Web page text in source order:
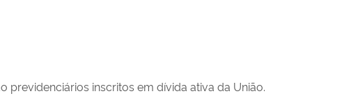
previdenciários inscritos em dívida ativa da União.